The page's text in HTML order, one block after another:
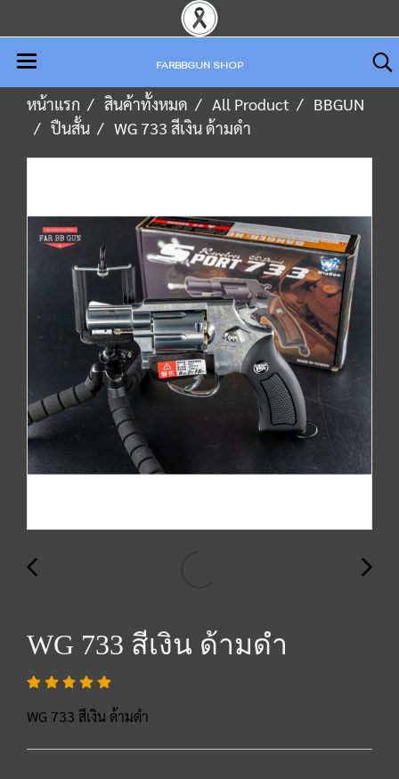
FARBBGUN SHOP
หน้าแรก สินค้าทั้งหมด All Product
BBGUN
ปืนสั้น
WG 733 สีเงิน ด้ามดำ
WG 733 สีเงิน ด้ามดำ
WG 733 สีเงิน ด้ามดำ